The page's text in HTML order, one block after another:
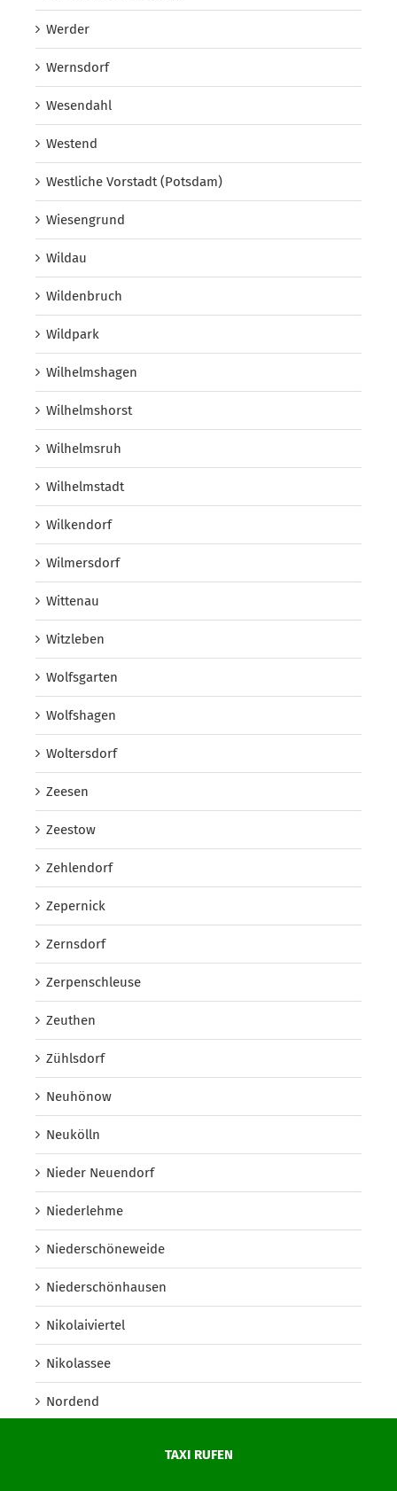
TAXI RUFEN
Werder
Wernsdorf
Wesendahl
Westend
Westliche Vorstadt (Potsdam)
Wiesengrund
Wildau
Wildenbruch
Wildpark
Wilhelmshagen
Wilhelmshorst
Wilhelmsruh
Wilhelmstadt
Wilkendorf
Wilmersdorf
Wittenau
Witzleben
Wolfsgarten
Wolfshagen
Woltersdorf
Zeesen
Zeestow
Zehlendorf
Zepernick
Zernsdorf
Zerpenschleuse
Zeuthen
Zühlsdorf
Neuhönow
Neukölln
Nieder Neuendorf
Niederlehme
Niederschöneweide
Niederschönhausen
Nikolaiviertel
Nikolassee
Nordend